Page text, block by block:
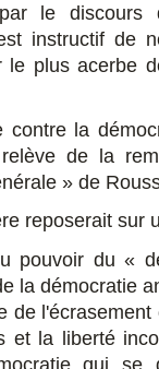
le discours
instructif de
le plus acerbe
contre la
relève de la
» de
reposerait sur
pouvoir du «
la démocratie
de
et la liberté
qui se